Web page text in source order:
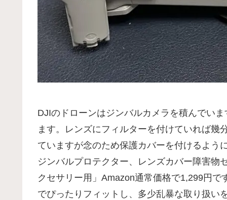
DJIのドローンはジンバルカメラを積んでい
ます。レンズにフィルターを付けていれば
ていますが念のため保護カバーを付けるよう
ジンバルプロテクター、レンズカバー障害物
クセサリー用」Amazon通常価格で1,299円
でぴったりフィットし、多少乱暴な取り扱い